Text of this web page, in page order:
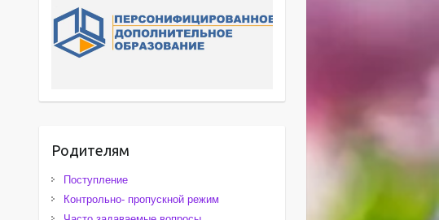
Родителям
Поступление
Контрольно- пропускной режим